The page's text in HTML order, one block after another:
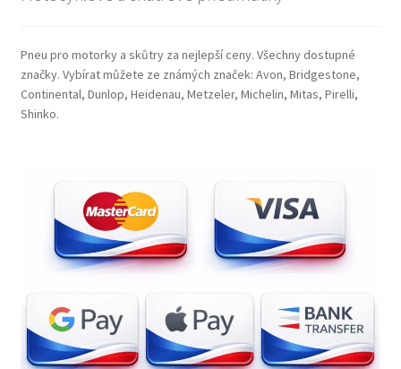
Pneu pro motorky a skůtry za nejlepší ceny. Všechny dostupné
značky. Vybírat můžete ze známých značek: Avon, Bridgestone,
Continental, Dunlop, Heidenau, Metzeler, Michelin, Mitas, Pirelli,
Shinko.